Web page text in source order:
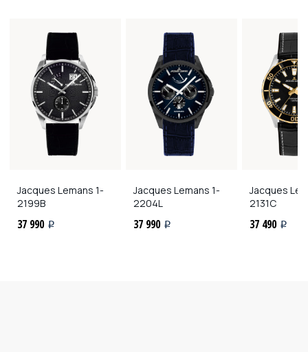
Jacques Lemans 1-
2199B
37 990 i
Jacques Lemans 1-
2204L
37 990 i
Jacques
2131C
37 490 i